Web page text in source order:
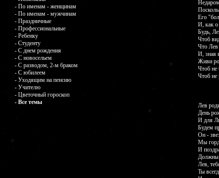
- По именам - женщинам
- По именам - мужчинам
- Праздничные
- Профессиональные
- Ребенку
- Студенту
- С днем рождения
- С новосельем
- С разводом, 2-м браком
- С юбилеем
- Уходящим на пенсию
- Учителю
- Цветочный гороскоп
- Все темы
Его
И, как
Будь,
Чтоб
Что Лев
И, зная
Живи
Чтоб не
Чтоб не
Лев
День
И для
Будем
Он -
Мы
И
Должны
Лев,
Ты